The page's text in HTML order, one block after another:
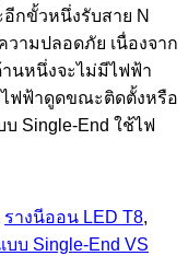
กขั้วหนึ่งรับสาย N
ามปลอดภัย เนื่องจาก
นหนึ่งจะไม่มีไฟฟ้า
ไฟฟ้าดูดขณะติดตั้งหรือ
Single-End ใช้ไฟ
รางนีออน LED T8,
บ Single-End VS